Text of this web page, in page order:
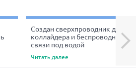
Создан сверхпроводник для
коллайдера и беспроводной
связи под водой
Читать далее
Next